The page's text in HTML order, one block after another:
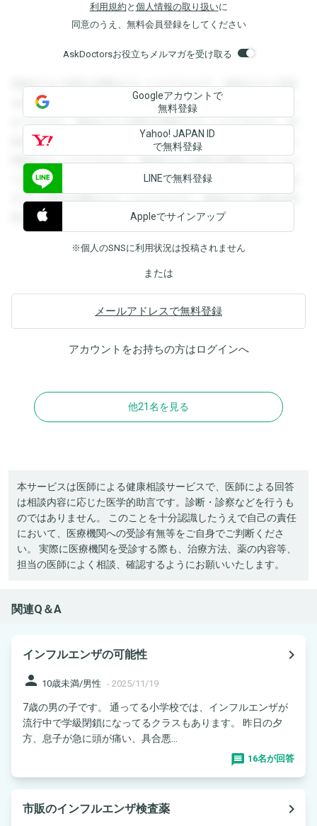
利用規約 と 個人情報の取り扱いに
同意のうえ、無料会員登録をしてください
AskDoctorsお役立ちメルマガを受け取る
登録すると回答を閲覧することができます。登録すると回答
を閲覧することができます。登録すると回答を閲覧すること
ができます。登録すると回答を閲覧することができます。登
録すると回答を閲覧することができます。登録すると回答を
閲覧することができます。登録すると回答を閲覧することが
できます。登録すると回答を閲覧することができます。登録
すると回答を閲覧することができます。登録すると回答を閲
覧することができます。
Googleアカウントで
無料登録
Yahoo! JAPAN ID
で無料登録
LINEで無料登録
Appleでサインアップ
※個人のSNSに利用状況は投稿されません
または
メールアドレスで無料登録
アカウントをお持ちの方はログインへ
他21名を見る
本サービスは医師による健康相談サービスで、医師による回答
は相談内容に応じた医学的助言です。診断・診察などを行うも
のではありません。 このことを十分認識したうえで自己の責任
において、医療機関への受診有無等をご自身でご判断くださ
い。 実際に医療機関を受診する際も、治療方法、薬の内容等、
担当の医師によく相談、確認するようにお願いいたします。
関連Q＆A
インフルエンザの可能性
navigate_next
person 10歳未満/男性 - 2025/11/19
7歳の男の子です。 通ってる小学校では、インフルエンザが
流行中で学級閉鎖になってるクラスもあります。 昨日の夕
方、息子が急に頭が痛い、具合悪...
16名が回答
市販のインフルエンザ検査薬
navigate_next